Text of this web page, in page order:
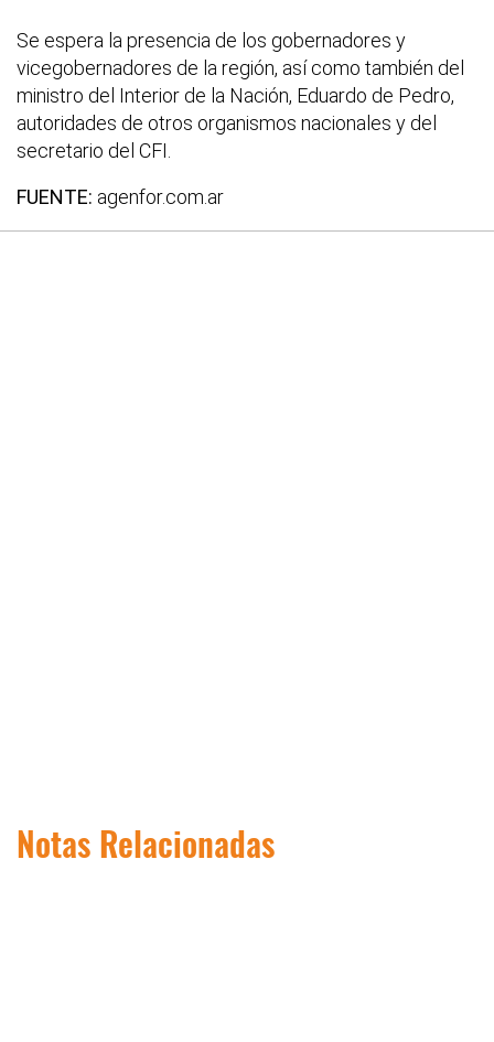
Se espera la presencia de los gobernadores y
vicegobernadores de la región, así como también del
ministro del Interior de la Nación, Eduardo de Pedro,
autoridades de otros organismos nacionales y del
secretario del CFI.
FUENTE: agenfor.com.ar
Notas Relacionadas